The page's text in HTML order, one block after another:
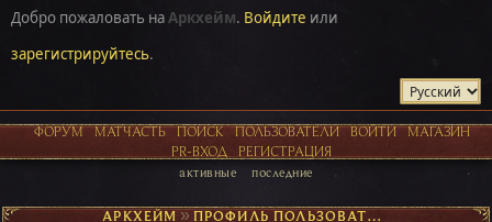
Добро пожаловать наАркхейм. Войдите или
зарегистрируйтесь.
ФОРУМ МАТЧАСТЬ ПОИСК ПОЛЬЗОВАТЕЛИ ВОЙТИ
МАГАЗИН
PR-ВХОД
РЕГИСТРАЦИЯ
активные последние
АРКХЕЙМ► ПРОФИЛЬ ПОЛЬЗОВАТЕЛЯ РАСАХТИ